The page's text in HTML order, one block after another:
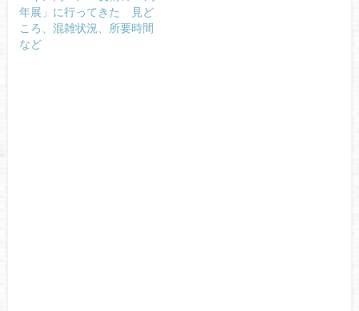
年展」に行ってきた 見ど
ころ、混雑状況、所要時間
など